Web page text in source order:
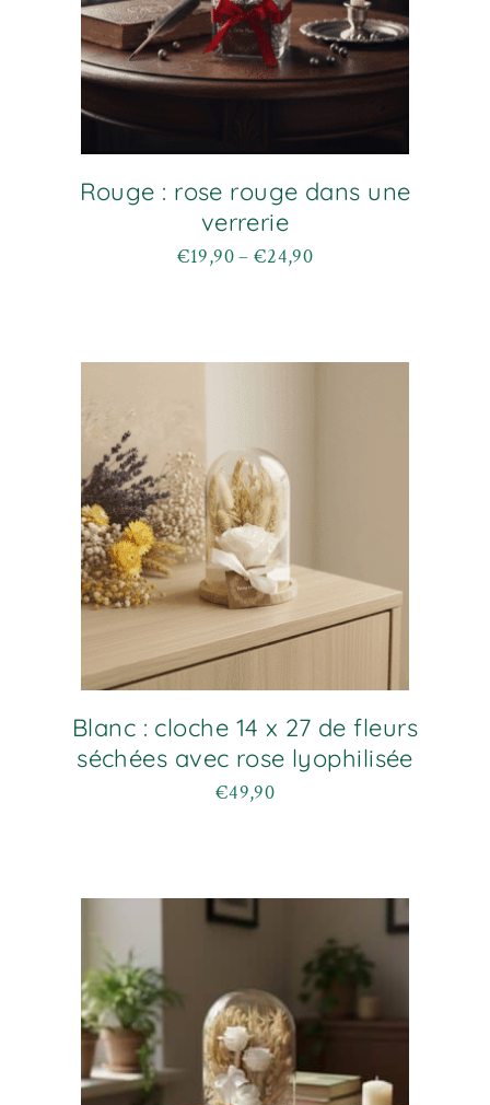
Rouge : rose rouge dans une
verrerie
€19,90–€24,90
Plage
€24,90
Les
sur
la
page
du
produit
Blanc : cloche 14 x 27 de fleurs
séchées avec rose lyophilisée
€49,90